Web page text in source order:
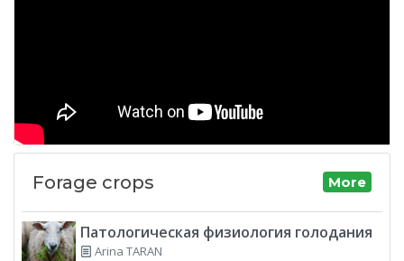
Forage crops More
Патологическая физиология голодания
Arina TARAN